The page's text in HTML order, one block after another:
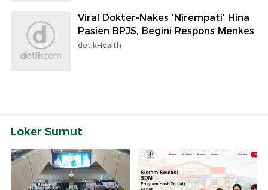
Viral Dokter-Nakes 'Nirempati' Hina
Pasien BPJS, Begini Respons Menkes
detikHealth
Loker Sumut